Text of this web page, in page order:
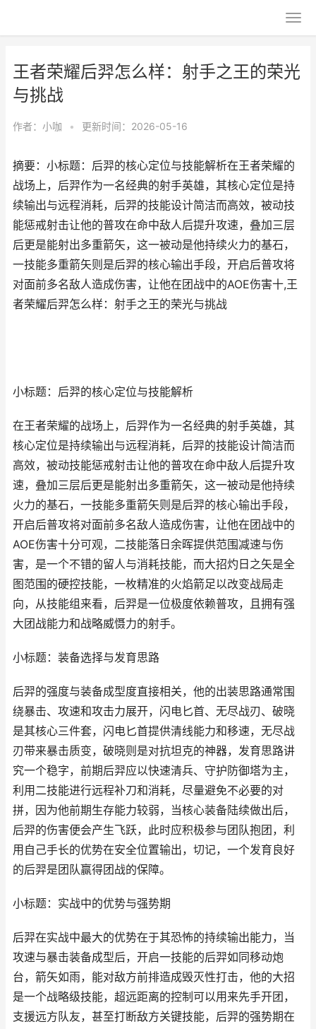
王者荣耀后羿怎么样：射手之王的荣光
与挑战
作者： 小咖 • 更新时间：2026-05-16
摘要：小标题：后羿的核心定位与技能解析在王者荣耀的
战场上，后羿作为一名经典的射手英雄，其核心定位是持
续输出与远程消耗，后羿的技能设计简洁而高效，被动技
能惩戒射击让他的普攻在命中敌人后提升攻速，叠加三层
后更是能射出多重箭矢，这一被动是他持续火力的基石，
一技能多重箭矢则是后羿的核心输出手段，开启后普攻将
对面前多名敌人造成伤害，让他在团战中的AOE伤害十,王
者荣耀后羿怎么样：射手之王的荣光与挑战
小标题：后羿的核心定位与技能解析
在王者荣耀的战场上，后羿作为一名经典的射手英雄，其
核心定位是持续输出与远程消耗，后羿的技能设计简洁而
高效，被动技能惩戒射击让他的普攻在命中敌人后提升攻
速，叠加三层后更是能射出多重箭矢，这一被动是他持续
火力的基石，一技能多重箭矢则是后羿的核心输出手段，
开启后普攻将对面前多名敌人造成伤害，让他在团战中的
AOE伤害十分可观，二技能落日余晖提供范围减速与伤
害，是一个不错的留人与消耗技能，而大招灼日之矢是全
图范围的硬控技能，一枚精准的火焰箭足以改变战局走
向，从技能组来看，后羿是一位极度依赖普攻，且拥有强
大团战能力和战略威慑力的射手。
小标题：装备选择与发育思路
后羿的强度与装备成型度直接相关，他的出装思路通常围
绕暴击、攻速和攻击力展开，闪电匕首、无尽战刃、破晓
是其核心三件套，闪电匕首提供清线能力和移速，无尽战
刃带来暴击质变，破晓则是对抗坦克的神器，发育思路讲
究一个稳字，前期后羿应以快速清兵、守护防御塔为主，
利用二技能进行远程补刀和消耗，尽量避免不必要的对
拼，因为他前期生存能力较弱，当核心装备陆续做出后，
后羿的伤害便会产生飞跃，此时应积极参与团队抱团，利
用自己手长的优势在安全位置输出，切记，一个发育良好
的后羿是团队赢得团战的保障。
小标题：实战中的优势与强势期
后羿在实战中最大的优势在于其恐怖的持续输出能力，当
攻速与暴击装备成型后，开启一技能的后羿如同移动炮
台，箭矢如雨，能对敌方前排造成毁灭性打击，他的大招
是一个战略级技能，超远距离的控制可以用来先手开团，
支援远方队友，甚至打断敌方关键技能，后羿的强势期在